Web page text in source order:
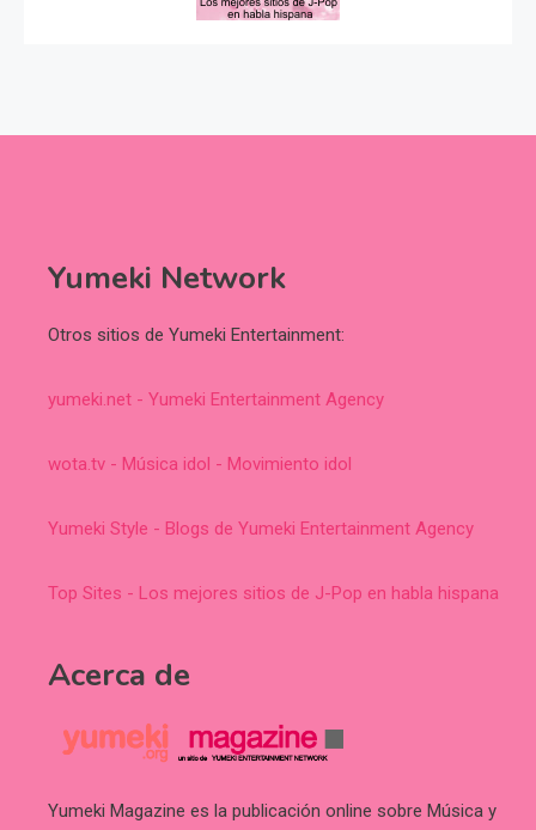
Yumeki Network
Otros sitios de Yumeki Entertainment:
yumeki.net - Yumeki Entertainment Agency
wota.tv - Música idol - Movimiento idol
Yumeki Style - Blogs de Yumeki Entertainment Agency
Top Sites - Los mejores sitios de J-Pop en habla hispana
Acerca de
Yumeki Magazine es la publicación online sobre Música y